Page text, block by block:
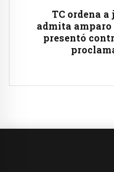
TC ordena a
admita amparo
presentó